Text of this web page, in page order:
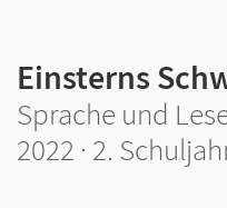
Einsterns
Sprache und
2022 · 2.